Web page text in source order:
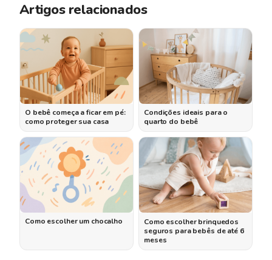
Artigos relacionados
O bebê começa a ficar em pé:
como proteger sua casa
Condições ideais para o
quarto do bebê
Como escolher um chocalho
Como escolher brinquedos
seguros para bebês de até 6
meses